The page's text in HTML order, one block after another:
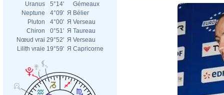
Uranus
5°14'
Gémeaux
Neptune
4°09' Я Bélier
Pluton
4°00' Я Verseau
Chiron
0°51' Я Taureau
Nœud vrai 29°52' Я Verseau
Lilith vraie 19°59' Я Capricorne